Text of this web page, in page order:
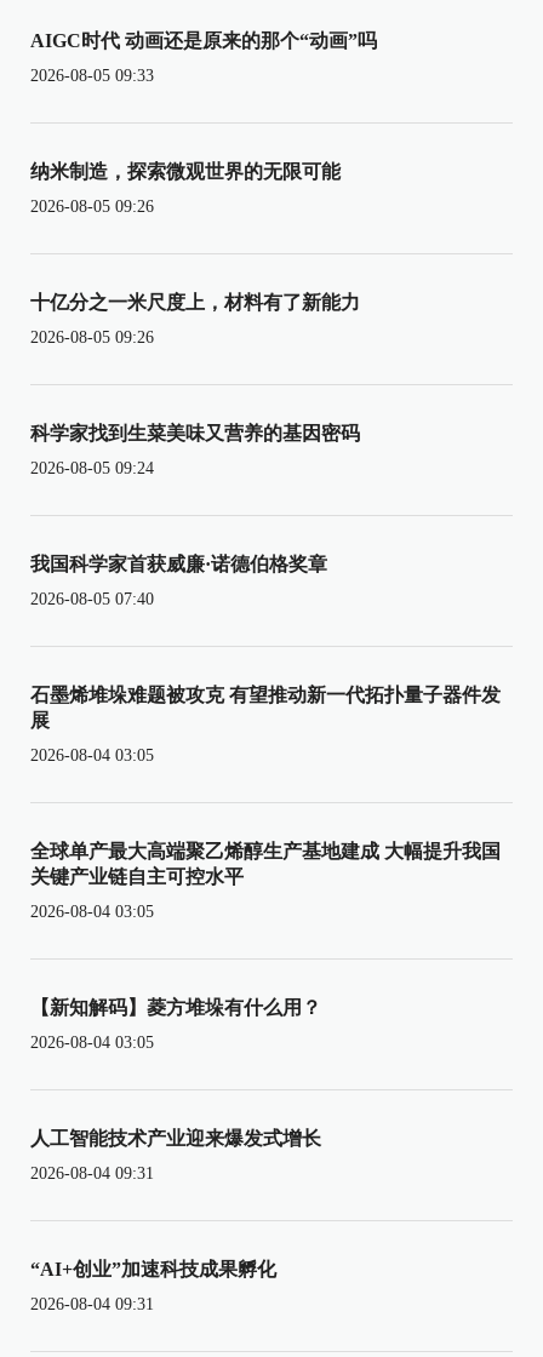
AIGC时代 动画还是原来的那个“动画”吗
2026-08-05 09:33
纳米制造，探索微观世界的无限可能
2026-08-05 09:26
十亿分之一米尺度上，材料有了新能力
2026-08-05 09:26
科学家找到生菜美味又营养的基因密码
2026-08-05 09:24
我国科学家首获威廉·诺德伯格奖章
2026-08-05 07:40
石墨烯堆垛难题被攻克 有望推动新一代拓扑量子器件发
展
2026-08-04 03:05
全球单产最大高端聚乙烯醇生产基地建成 大幅提升我国
关键产业链自主可控水平
2026-08-04 03:05
【新知解码】菱方堆垛有什么用？
2026-08-04 03:05
人工智能技术产业迎来爆发式增长
2026-08-04 09:31
“AI+创业”加速科技成果孵化
2026-08-04 09:31